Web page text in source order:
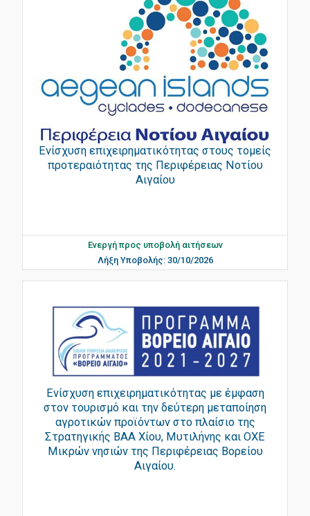
Ενίσχυση επιχειρηματικότητας στους τομείς
προτεραιότητας της Περιφέρειας Νοτίου
Αιγαίου
Ενεργή προς υποβολή αιτήσεων
Λήξη Υποβολής: 30/10/2026
Ενίσχυση επιχειρηματικότητας με έμφαση
στον τουρισμό και την δεύτερη μεταποίηση
αγροτικών προϊόντων στο πλαίσιο της
Στρατηγικής ΒΑΑ Χίου, Μυτιλήνης και ΟΧΕ
Μικρών νησιών της Περιφέρειας Βορείου
Αιγαίου.